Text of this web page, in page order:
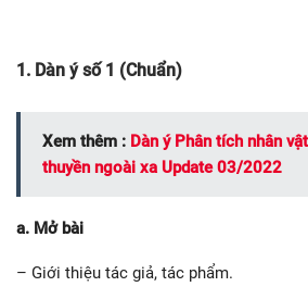
1. Dàn ý số 1 (Chuẩn)
Xem thêm : Dàn ý Phân tích nhân
thuyền ngoài xa Update 03/2022
a. Mở bài
– Giới thiệu tác giả, tác phẩm.